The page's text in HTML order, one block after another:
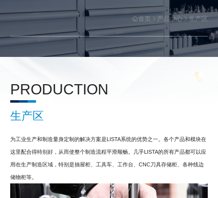
首页 产品中心 生产区
PRODUCTION
生产区
为工业生产和制造量身定制的解决方案是LISTA系统的优势之一。各个产品和模块在
这里配合得特别好，从而使整个制造流程平滑顺畅。几乎LISTA的所有产品都可以应
用在生产制造区域，特别是抽屉柜、工具车、工作台、CNC刀具存储柜、各种线边
储物柜等。